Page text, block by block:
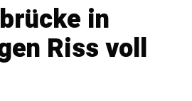
in
Riss voll